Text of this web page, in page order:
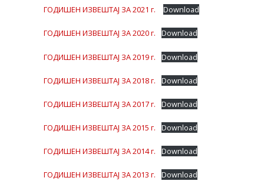
ГОДИШЕН ИЗВЕШТАЈ ЗА 2021 г. Download
ГОДИШЕН ИЗВЕШТАЈ ЗА 2020 г. Download
ГОДИШЕН ИЗВЕШТАЈ ЗА 2019 г. Download
ГОДИШЕН ИЗВЕШТАЈ ЗА 2018 г. Download
ГОДИШЕН ИЗВЕШТАЈ ЗА 2017 г. Download
ГОДИШЕН ИЗВЕШТАЈ ЗА 2015 г. Download
ГОДИШЕН ИЗВЕШТАЈ ЗА 2014 г. Download
ГОДИШЕН ИЗВЕШТАЈ ЗА 2013 г. Download